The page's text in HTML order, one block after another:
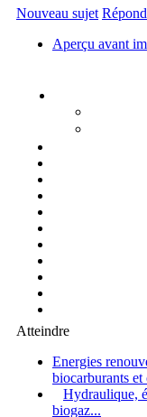
Nouveau sujet
Aperçu avant
Atteindre
Energies
biocarburants
Hydraulique,
biogaz...